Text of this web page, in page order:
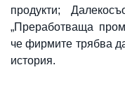
продукти;
„Преработваща
че фирмите трябва
история.